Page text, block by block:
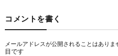
コメントを書く
メールアドレスが公開されることはありま
目です